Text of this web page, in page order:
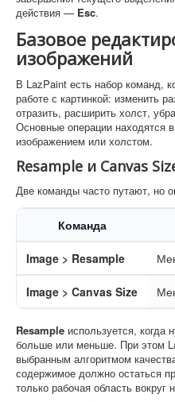
действия — Esc.
Базовое
изображений
В LazPaint есть набор команд,
работе с картинкой: изменить
отразить, расширить холст,
Основные операции находятся
изображением или холстом.
Resample и Canvas
Две команды часто путают, но
Команда
Image > Resample
Image > Canvas Size
Resample используется, когда
больше или меньше. При этом
выбранным алгоритмом
содержимое должно остаться
только рабочая область вокруг